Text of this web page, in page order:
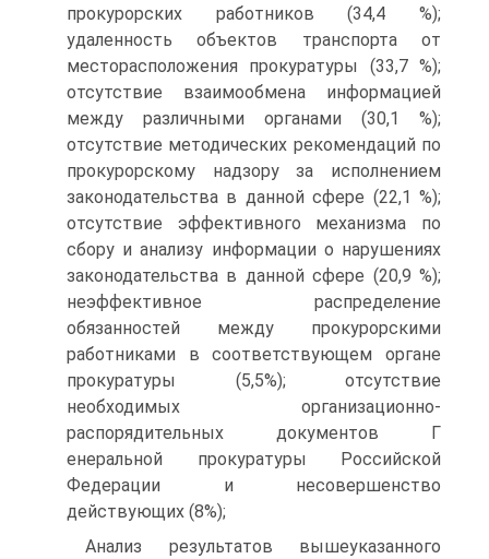
прокурорских работников (34,4 %);
удаленность объектов транспорта от
месторасположения прокуратуры (33,7 %);
отсутствие взаимообмена информацией
между различными органами (30,1 %);
отсутствие методических рекомендаций по
прокурорскому надзору за исполнением
законодательства в данной сфере (22,1 %);
отсутствие эффективного механизма по
сбору и анализу информации о нарушениях
законодательства в данной сфере (20,9 %);
неэффективное распределение
обязанностей между прокурорскими
работниками в соответствующем органе
прокуратуры (5,5%); отсутствие
необходимых организационно-
распорядительных документов Г
енеральной прокуратуры Российской
Федерации и несовершенство
действующих (8%);
Анализ результатов вышеуказанного